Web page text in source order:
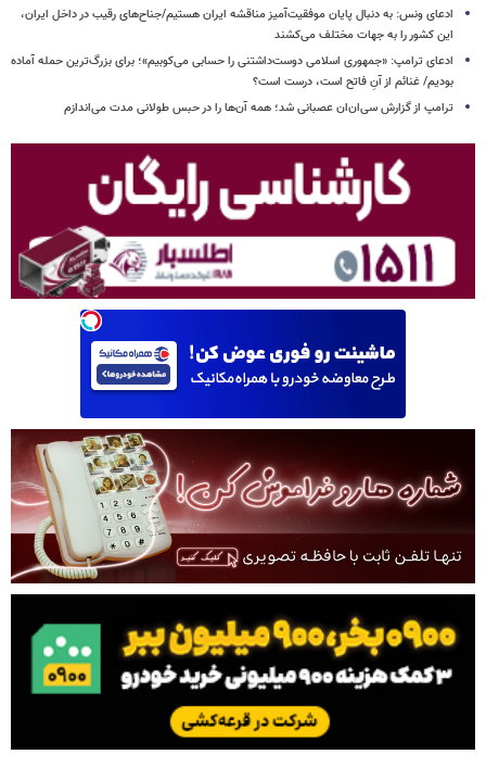
ادعای ونس: به دنبال پایان موفقیت‌آمیز مناقشه ایران هستیم/جناح‌های رقیب در داخل ایران،
این کشور را به جهات مختلف می‌کشند
ادعای ترامپ: «جمهوری اسلامی دوست‌داشتنی را حسابی می‌کوبیم»؛ برای بزرگ‌ترین حمله آماده
بودیم/ غنائم از آنِ فاتح است، درست است؟
ترامپ از گزارش سی‌ان‌ان عصبانی شد؛ همه آن‌ها را در حبس طولانی مدت می‌اندازم